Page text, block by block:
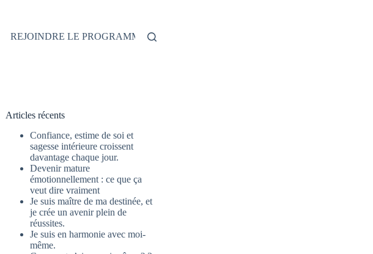
REJOINDRE LE PROGRAMME
Articles récents
Confiance, estime de soi et
sagesse intérieure croissent
davantage chaque jour.
Devenir mature
émotionnellement : ce que ça
veut dire vraiment
Je suis maître de ma destinée, et
je crée un avenir plein de
réussites.
Je suis en harmonie avec moi-
même.